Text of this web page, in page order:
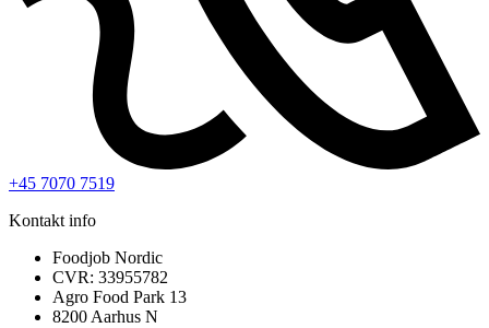
+45 7070 7519
Kontakt info
Foodjob Nordic
CVR: 33955782
Agro Food Park 13
8200 Aarhus N